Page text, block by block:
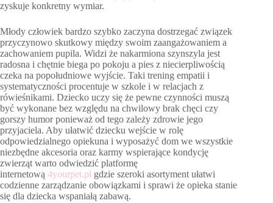
zyskuje konkretny wymiar.
Młody człowiek bardzo szybko zaczyna dostrzegać związek
przyczynowo skutkowy między swoim zaangażowaniem a
zachowaniem pupila. Widzi że nakarmiona szynszyla jest
radosna i chętnie biega po pokoju a pies z niecierpliwością
czeka na popołudniowe wyjście. Taki trening empatii i
systematyczności procentuje w szkole i w relacjach z
rówieśnikami. Dziecko uczy się że pewne czynności muszą
być wykonane bez względu na chwilowy brak chęci czy
gorszy humor ponieważ od tego zależy zdrowie jego
przyjaciela. Aby ułatwić dziecku wejście w rolę
odpowiedzialnego opiekuna i wyposażyć dom we wszystkie
niezbędne akcesoria oraz karmy wspierające kondycję
zwierząt warto odwiedzić platformę
internetową 4yourpet.pl gdzie szeroki asortyment ułatwi
codzienne zarządzanie obowiązkami i sprawi że opieka stanie
się dla dziecka wspaniałą zabawą.